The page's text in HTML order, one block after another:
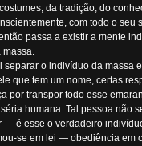
da tradição, do
com todo o
passa a existir a mente
massa.
separar o indivíduo da massa
que tem um nome, certas
por transpor todo esse
humana. Tal pessoa não
— é esse o verdadeiro
se em lei — obediência em